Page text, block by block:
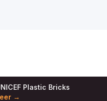
Plastic Bricks
→